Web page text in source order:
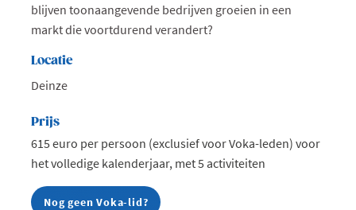
blijven toonaangevende bedrijven groeien in een
markt die voortdurend verandert?
Locatie
Deinze
Prijs
615 euro per persoon (exclusief voor Voka-leden) voor
het volledige kalenderjaar, met 5 activiteiten
Nog geen Voka-lid?